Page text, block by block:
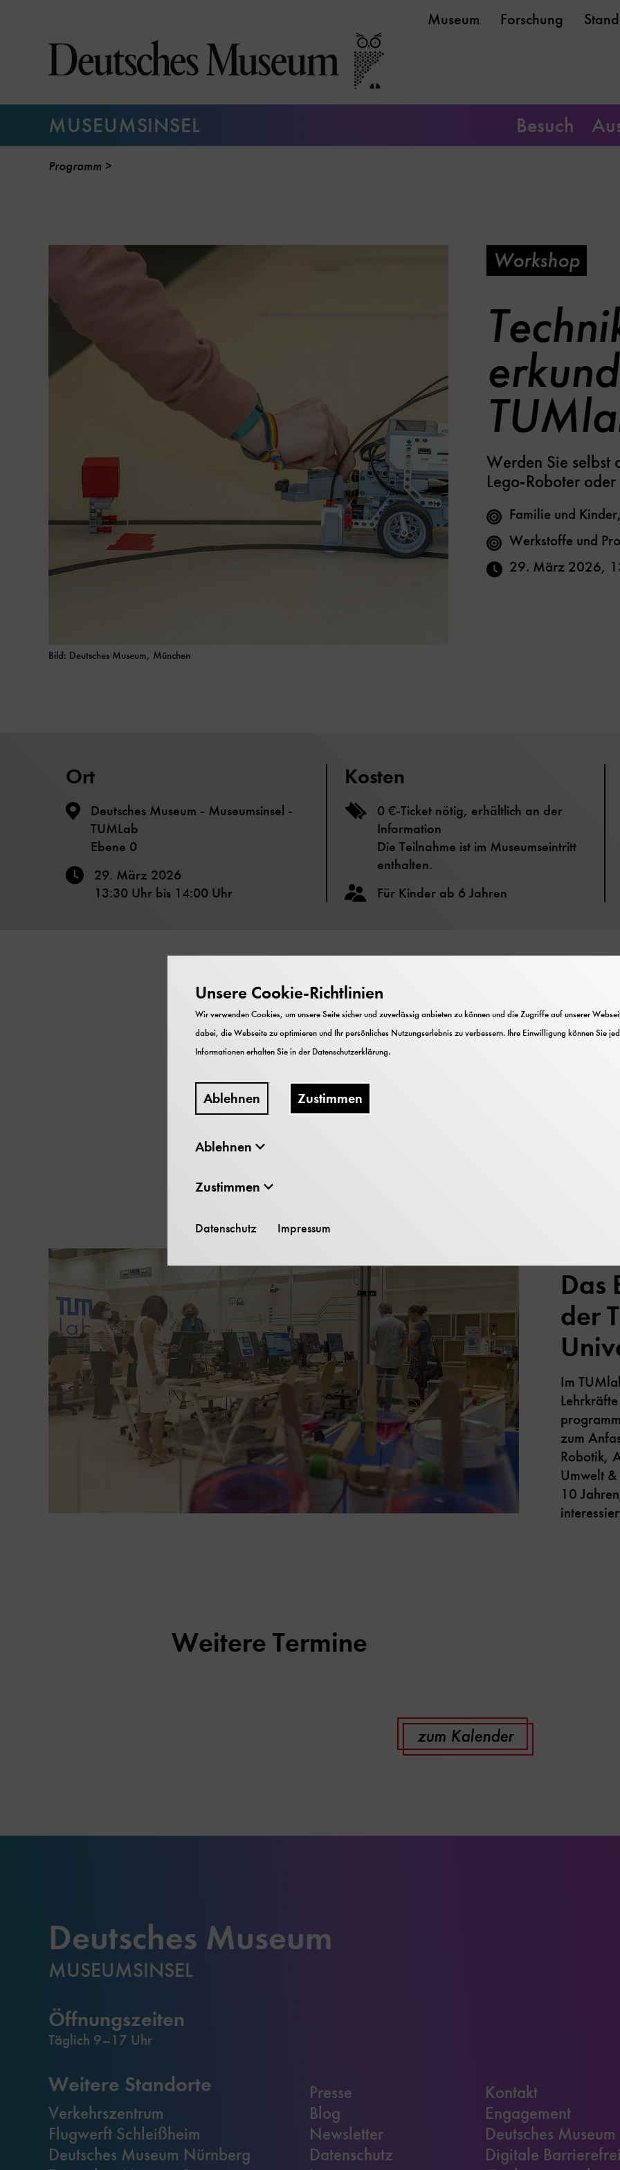
Seiteninhalt
Museum Forschung
MUSEUMSINSEL Besuch
Programm
Bild: Deutsches Museum, München
Workshop
Werden Sie selbst
Lego-Roboter
Familie und
Werkstoffe und
29. März 2026,
Ort
Deutsches Museum - Museumsinsel -
TUMLab
Ebene 0
29. März 2026
13:30 Uhr bis 14:00 Uhr
Kosten
0 €-Ticket nötig, erhältlich an der
Information
Die Teilnahme ist im Museumseintritt
enthalten.
Für Kinder ab 6 Jahren
Gewinnen Sie Einblicke in Elemente verschiedener Workshops und in
dem Experimentierlabor der Technischen Universität München im Deutschen
In diesem kurzen Workshop steht das Ausprobieren im Vordergrund,
Das
der
Im
zum
Robotik,
Umwelt
10
Weitere Termine
zum Kalender
Deutsches Museum
MUSEUMSINSEL
Öffnungszeiten
Täglich 9–17 Uhr
Weitere Standorte
Verkehrszentrum
Flugwerft Schleißheim
Deutsches Museum Nürnberg
Presse
Blog
Newsletter
Datenschutz
Kontakt
Engagement
Deutsches
Digitale
Unsere Cookie-Richtlinien
Wir verwenden Cookies, um unsere Seite sicher und zuverlässig anbieten zu können und die Zugriffe auf unserer
dabei, die Webseite zu optimieren und Ihr persönliches Nutzungserlebnis zu verbessern. Ihre Einwilligung können Sie
Informationen erhalten Sie in derDatenschutzerklärung.
Ablehnen Zustimmen
Ablehnen
Zustimmen
Datenschutz Impressum